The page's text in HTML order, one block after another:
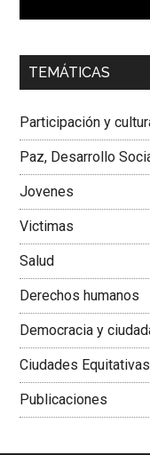
00:00
Dra. Carolina
Colombiana
TEMÁTICAS
Participación y
Paz, Desarrollo
Jovenes
Victimas
Salud
Derechos humanos
Democracia y
Ciudades
Publicaciones